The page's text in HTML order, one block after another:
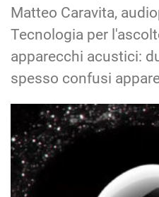
Matteo Caravita,
Tecnologia per
apparecchi acustici:
spesso confusi